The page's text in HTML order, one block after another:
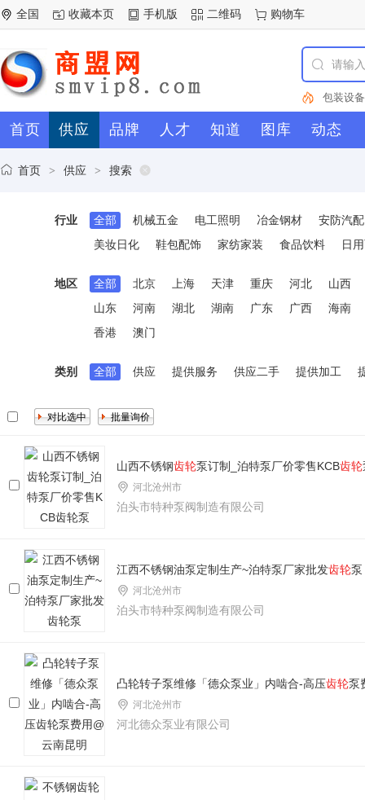
全国 收藏本页 手机版 二维码 购物车
包装设备
冶金钢材
机械
器
包
轴
盗器
电
床
型材
械五金
首页 供应 品牌 人才 知道 图库 动态
首页 > 供应 > 搜索
行业 全部 机械五金 电工照明 冶金钢材
安防汽配
美妆日化
鞋包配饰 家纺家装 食品饮料 日
地区 全部 北京 上海 天津 重庆 河北
山西
山东
河南 湖北 湖南 广东 广西
海南
香港
澳门
类别 全部 供应 提供服务 供应二手 提供加工
山西不锈钢齿轮泵订制_泊特泵厂价零售KCB齿轮
河北沧州市
泊头市特种泵阀制造有限公司
江西不锈钢油泵定制生产~泊特泵厂家批发齿轮泵
河北沧州市
泊头市特种泵阀制造有限公司
凸轮转子泵维修「德众泵业」内啮合-高压齿轮泵
河北沧州市
河北德众泵业有限公司